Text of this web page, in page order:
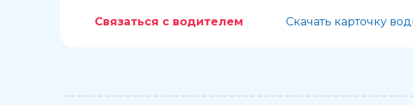
Связаться с водителем Скачать карточку